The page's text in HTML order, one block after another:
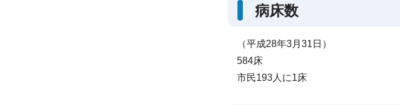
病床数
（平成28年3月31日）
584床
市民193人に1床